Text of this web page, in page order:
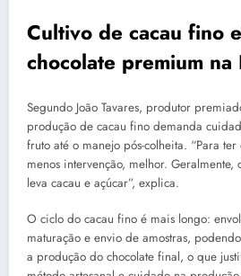
Cultivo de cacau fino
chocolate premium na
Segundo João Tavares, produtor
produção de cacau fino demanda
fruto até o manejo pós-colheita. “Para
menos intervenção, melhor. Geralmente,
leva cacau e açúcar”, explica.
O ciclo do cacau fino é mais longo:
maturação e envio de amostras,
a produção do chocolate final, o que